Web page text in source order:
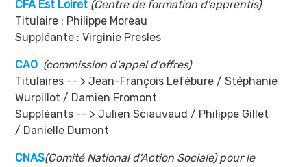
CFA Est Loiret (Centre de formation d’apprentis)
Titulaire : Philippe Moreau
Suppléante : Virginie Presles
CAO (commission d'appel d'offres)
Titulaires -- > Jean-François Lefébure / Stéphanie
Wurpillot / Damien Fromont
Suppléants -- > Julien Sciauvaud / Philippe Gillet
/ Danielle Dumont
CNAS(Comité National d'Action Sociale) pour le